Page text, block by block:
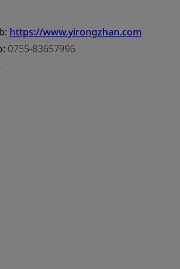
https://www.yirongzhan.com
0755-83657996